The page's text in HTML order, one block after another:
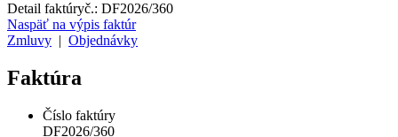
Detail faktúryč.: DF2026/360
Naspäť na výpis faktúr
Zmluvy
Objednávky
Faktúra
Číslo faktúry
DF2026/360